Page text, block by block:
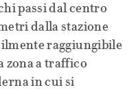
passi dal centro
dalla stazione
raggiungibile
zona a traffico
in cui si